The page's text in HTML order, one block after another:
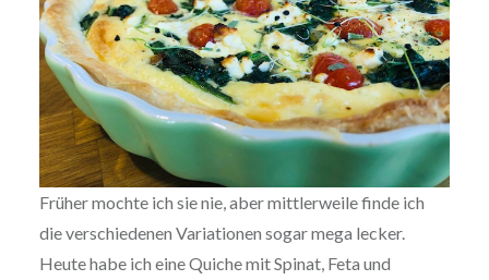
Früher mochte ich sie nie, aber mittlerweile finde ich
die verschiedenen Variationen sogar mega lecker.
Heute habe ich eine Quiche mit Spinat, Feta und